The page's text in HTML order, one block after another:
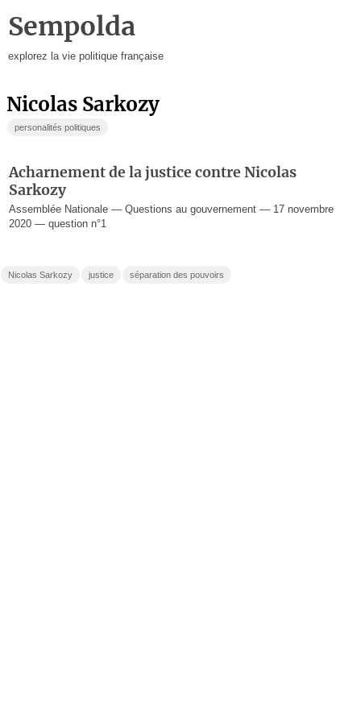
Sempolda
explorez la vie politique française
Nicolas Sarkozy
personalités politiques
Acharnement de la justice contre Nicolas
Sarkozy
Assemblée Nationale — Questions au gouvernement — 17 novembre
2020 — question n°1
Nicolas Sarkozy justice séparation des pouvoirs